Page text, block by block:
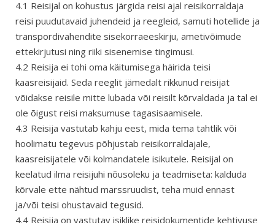
4.1 Reisijal on kohustus järgida reisi ajal reisikorraldaja
reisi puudutavaid juhendeid ja reegleid, samuti hotellide ja
transpordivahendite sisekorraeeskirju, ametivõimude
ettekirjutusi ning riiki sisenemise tingimusi.
4.2 Reisija ei tohi oma käitumisega häirida teisi
kaasreisijaid. Seda reeglit jämedalt rikkunud reisijat
võidakse reisile mitte lubada või reisilt kõrvaldada ja tal ei
ole õigust reisi maksumuse tagasisaamisele.
4.3 Reisija vastutab kahju eest, mida tema tahtlik või
hoolimatu tegevus põhjustab reisikorraldajale,
kaasreisijatele või kolmandatele isikutele. Reisijal on
keelatud ilma reisijuhi nõusoleku ja teadmiseta: kalduda
kõrvale ette nähtud marssruudist, teha muid ennast
ja/või teisi ohustavaid tegusid.
4.4 Reisija on vastutav isiklike reisidokumentide kehtivuse